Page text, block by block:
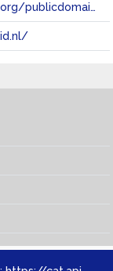
https://creativecommons.org/publicdomain/zero/1.0/